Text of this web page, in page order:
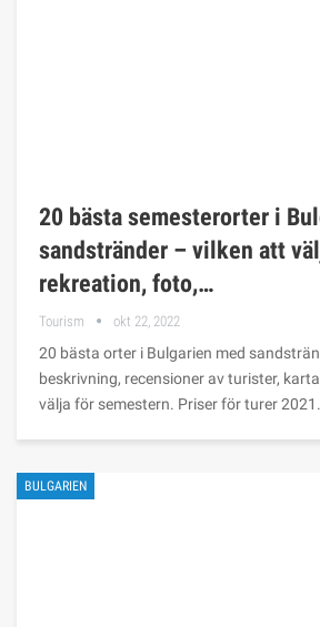
20 bästa semesterorter i
sandstränder – vilken att
rekreation, foto,…
Tourism okt 22, 2022
20 bästa orter i Bulgarien med
beskrivning, recensioner av turister,
välja för semestern. Priser för turer 2021.
BULGARIEN